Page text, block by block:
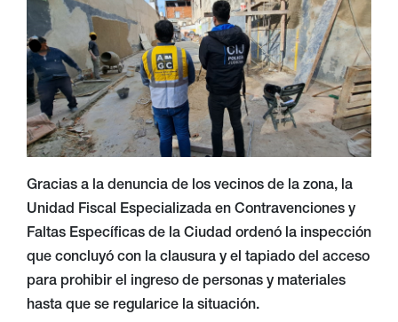
Gracias a la denuncia de los vecinos de la zona, la
Unidad Fiscal Especializada en Contravenciones y
Faltas Específicas de la Ciudad ordenó la inspección
que concluyó con la clausura y el tapiado del acceso
para prohibir el ingreso de personas y materiales
hasta que se regularice la situación.